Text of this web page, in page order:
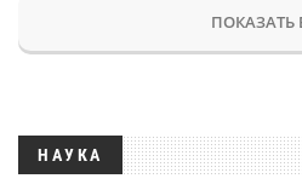
ПОКАЗАТЬ
НАУКА